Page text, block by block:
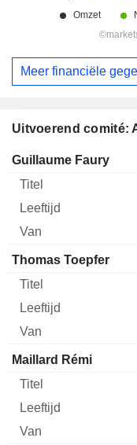
Uitvoerend comité:
Bedrijfsleider Titel
Guillaume Faury
Thomas Toepfer
Maillard Rémi
Meer financiële